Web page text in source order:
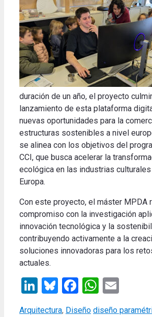
duración de un año, el proyecto
lanzamiento de esta plataforma
nuevas oportunidades para la
estructuras sostenibles a nivel
se alinea con los objetivos del
CCI, que busca acelerar la
ecológica en las industrias
Europa.
Con este proyecto, el máster MPDA
compromiso con la investigación
innovación tecnológica y la
contribuyendo activamente a la
soluciones innovadoras para los
actuales.
LinkedIn
Bluesky
Facebook
Categories
Arquitectura, Diseño Tags
diseño